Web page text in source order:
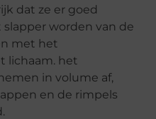
dat ze er goed
worden van de
met het
lichaam. het
in volume af,
en de rimpels